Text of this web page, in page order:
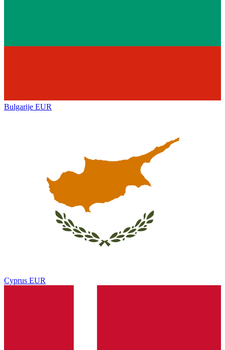
Bulgarije EUR
Cyprus EUR